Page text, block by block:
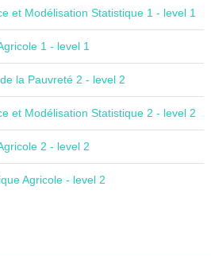
et Modélisation Statistique 1 - level 1
1 - level 1
la Pauvreté 2 - level 2
et Modélisation Statistique 2 - level 2
2 - level 2
Agricole - level 2